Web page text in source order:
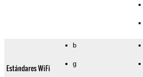
Estándares WiFi
b
g